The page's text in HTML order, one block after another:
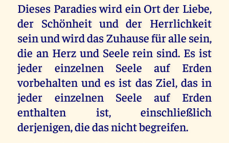
Dieses Paradies wird ein Ort der Liebe,
der Schönheit und der Herrlichkeit
sein und wird das Zuhause für alle sein,
die an Herz und Seele rein sind. Es ist
jeder einzelnen Seele auf Erden
vorbehalten und es ist das Ziel, das in
jeder einzelnen Seele auf Erden
enthalten ist, einschließlich
derjenigen, die das nicht begreifen.